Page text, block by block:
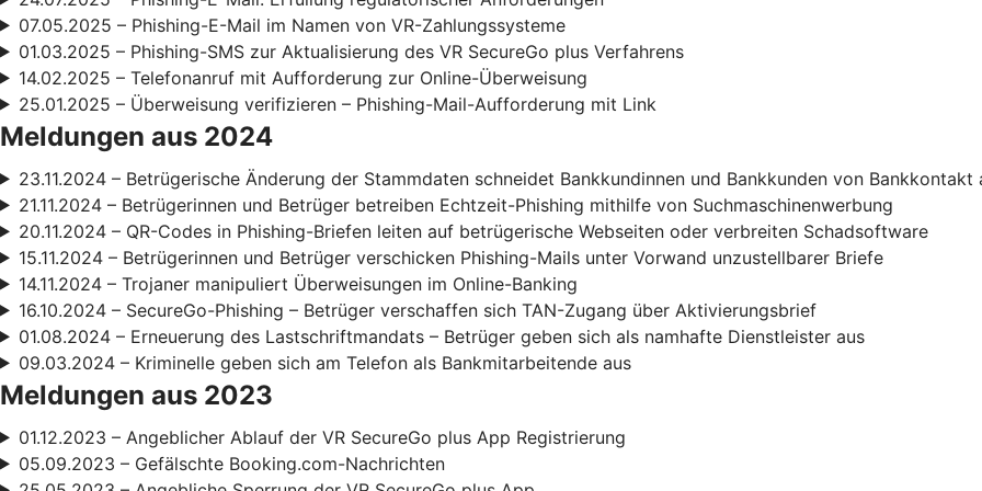
07.05.2025 – Phishing-E-Mail im Namen von VR-Zahlungssysteme
01.03.2025 – Phishing-SMS zur Aktualisierung des VR SecureGo plus Verfahrens
14.02.2025 – Telefonanruf mit Aufforderung zur Online-Überweisung
25.01.2025 – Überweisung verifizieren – Phishing-Mail-Aufforderung mit Link
Meldungen aus 2024
23.11.2024 – Betrügerische Änderung der Stammdaten schneidet Bankkundinnen und Bankkunden von Bankkontakt
21.11.2024 – Betrügerinnen und Betrüger betreiben Echtzeit-Phishing mithilfe von Suchmaschinenwerbung
20.11.2024 – QR-Codes in Phishing-Briefen leiten auf betrügerische Webseiten oder verbreiten Schadsoftware
15.11.2024 – Betrügerinnen und Betrüger verschicken Phishing-Mails unter Vorwand unzustellbarer Briefe
14.11.2024 – Trojaner manipuliert Überweisungen im Online-Banking
16.10.2024 – SecureGo-Phishing – Betrüger verschaffen sich TAN-Zugang über Aktivierungsbrief
01.08.2024 – Erneuerung des Lastschriftmandats – Betrüger geben sich als namhafte Dienstleister aus
09.03.2024 – Kriminelle geben sich am Telefon als Bankmitarbeitende aus
Meldungen aus 2023
01.12.2023 – Angeblicher Ablauf der VR SecureGo plus App Registrierung
05.09.2023 – Gefälschte Booking.com-Nachrichten